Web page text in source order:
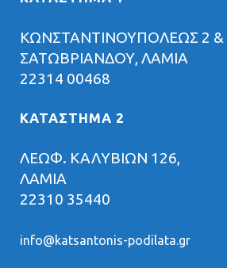
ΚΩΝΣΤΑΝΤΙΝΟΥΠΟΛΕΩΣ 2 &
ΣΑΤΩΒΡΙΑΝΔΟΥ, ΛΑΜΙΑ
22314 00468
ΚΑΤΑΣΤΗΜΑ 2
ΛΕΩΦ. ΚΑΛΥΒΙΩΝ 126,
ΛΑΜΙΑ
22310 35440
info@katsantonis-podilata.gr